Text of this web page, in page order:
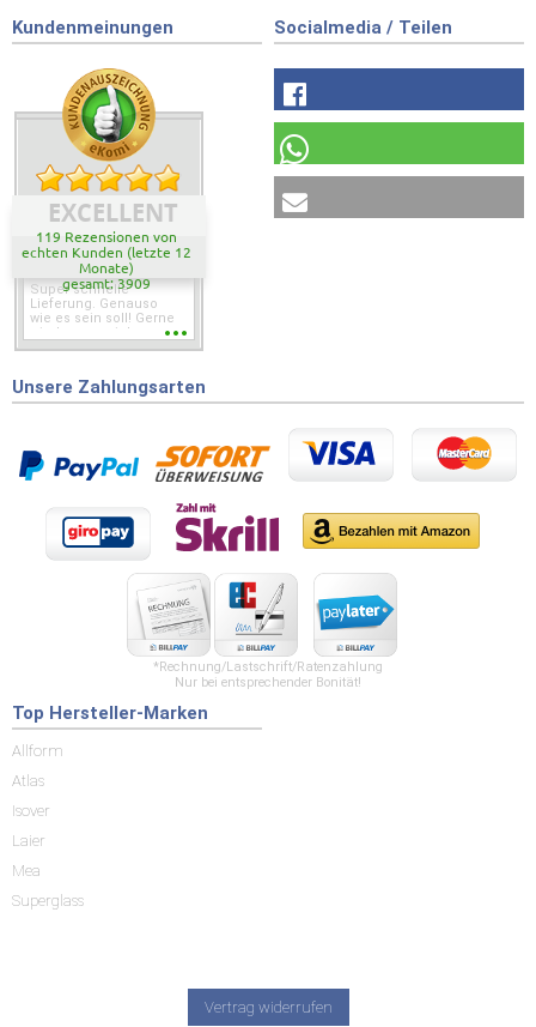
Kundenmeinungen
EXCELLENT
119 Rezensionen von
echten Kunden (letzte 12
Monate)
gesamt: 3909
Super schnelle
Lieferung. Genauso
wie es sein soll! Gerne
wieder wenn ich was
Socialmedia / Teilen
Unsere Zahlungsarten
*Rechnung/Lastschrift/Ratenzahlung
Nur bei entsprechender Bonität!
Top Hersteller-Marken
Allform
Atlas
Isover
Laier
Mea
Superglass
Vertrag widerrufen